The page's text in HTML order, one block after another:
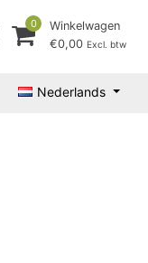
0
Winkelwagen
€0,00 Excl. btw
Nederlands